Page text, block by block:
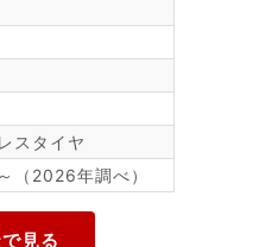
スタイヤ
（2026年調べ）